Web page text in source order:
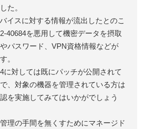
た。
イスに対する情報が流出したとのこ
40684を悪用して機密データを摂取
パスワード、VPN資格情報などが
。
に対しては既にパッチが公開されて
、対象の機器を管理されている方は
を実施してみてはいかがでしょう
理の手間を無くすためにマネージド